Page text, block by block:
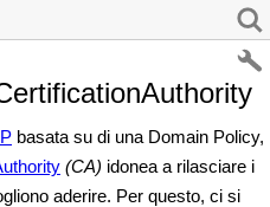
basata su di una Domain Policy,
(CA) idonea a rilasciare i
aderire. Per questo, ci si